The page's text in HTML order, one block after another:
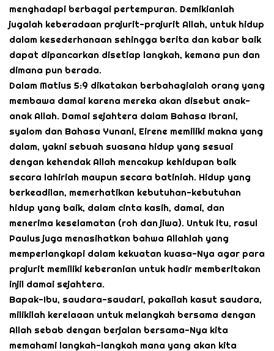
menghadapi berbagai pertempuran. Demikianlah
jugalah keberadaan prajurit-prajurit Allah, untuk hidup
dalam kesederhanaan sehingga berita dan kabar baik
dapat dipancarkan disetiap langkah, kemana pun dan
dimana pun berada.
Dalam Matius 5:9 dikatakan berbahagialah orang yang
membawa damai karena mereka akan disebut anak-
anak Allah. Damai sejahtera dalam Bahasa Ibrani,
syalom dan Bahasa Yunani, Eirene memiliki makna yang
dalam, yakni sebuah suasana hidup yang sesuai
dengan kehendak Allah mencakup kehidupan baik
secara lahiriah maupun secara batiniah. Hidup yang
berkeadilan, memerhatikan kebutuhan-kebutuhan
hidup yang baik, dalam cinta kasih, damai, dan
menerima keselamatan (roh dan jiwa). Untuk itu, rasul
Paulus juga menasihatkan bahwa Allahlah yang
memperlangkapi dalam kekuatan kuasa-Nya agar para
prajurit memiliki keberanian untuk hadir memberitakan
injil damai sejahtera.
Bapak-Ibu, saudara-saudari, pakailah kasut saudara,
milikilah kerelaaan untuk melangkah bersama dengan
Allah sebab dengan berjalan bersama-Nya kita
memahami langkah-langkah mana yang akan kita